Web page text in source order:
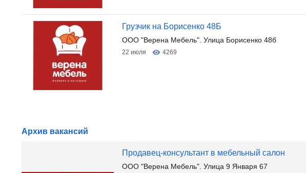
Грузчик на Борисенко 48Б
ООО "Верена Мебель". Улица Борисенко 48б
22 июля 4269
Архив вакансий
Продавец-консультант в мебельный салон
ООО "Верена Мебель". Улица 9 Января 67